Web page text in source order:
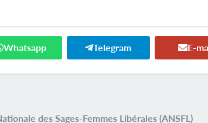
Whatsapp Telegram E-
des Sages-Femmes Libérales (ANSFL)